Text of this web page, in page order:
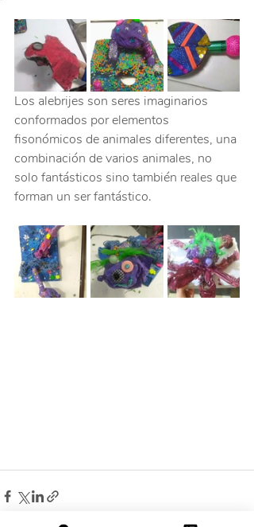
Los alebrijes son seres imaginarios
conformados por elementos
fisonómicos de animales diferentes, una
combinación de varios animales, no
solo fantásticos sino también reales que
forman un ser fantástico.